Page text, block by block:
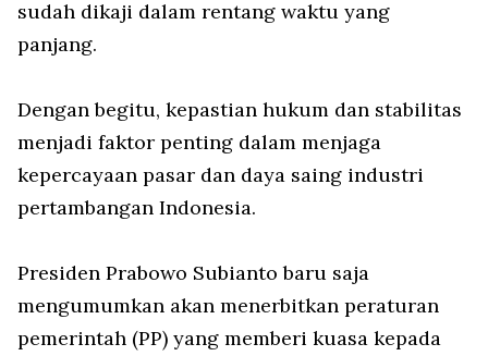
sudah dikaji dalam rentang waktu yang
panjang.
Dengan begitu, kepastian hukum dan stabilitas
menjadi faktor penting dalam menjaga
kepercayaan pasar dan daya saing industri
pertambangan Indonesia.
Presiden Prabowo Subianto baru saja
mengumumkan akan menerbitkan peraturan
pemerintah (PP) yang memberi kuasa kepada